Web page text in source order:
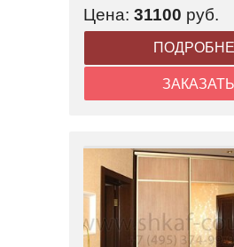
Цена: 31100 руб.
ЗАКАЗАТЬ